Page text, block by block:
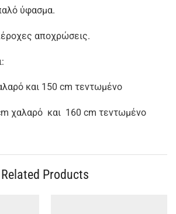
ύφασμα.
αποχρώσεις.
και 150 cm τεντωμένο
χαλαρό και 160 cm τεντωμένο
Related Products